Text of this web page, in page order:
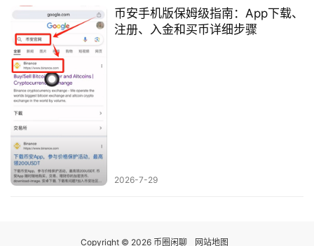
币安手机版保姆级指南：App下载、
注册、入金和买币详细步骤
2026-7-29
Copyright © 2026 币圈闲聊 网站地图